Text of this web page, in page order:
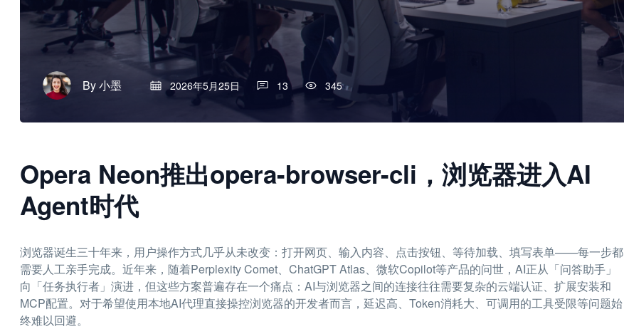
By小墨 2026年5月25日 13 345
Opera Neon推出opera-browser-cli，浏览器进入AI
Agent时代
浏览器诞生三十年来，用户操作方式几乎从未改变：打开网页、输入内容、点击按钮、等待加载、填写表单——每一步都
需要人工亲手完成。近年来，随着Perplexity Comet、ChatGPT Atlas、微软Copilot等产品的问世，AI正从「问答助手」
向「任务执行者」演进，但这些方案普遍存在一个痛点：AI与浏览器之间的连接往往需要复杂的云端认证、扩展安装和
MCP配置。对于希望使用本地AI代理直接操控浏览器的开发者而言，延迟高、Token消耗大、可调用的工具受限等问题始
终难以回避。